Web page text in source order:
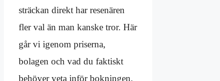
sträckan direkt har resenären
fler val än man kanske tror. Här
går vi igenom priserna,
bolagen och vad du faktiskt
behöver veta inför bokningen.